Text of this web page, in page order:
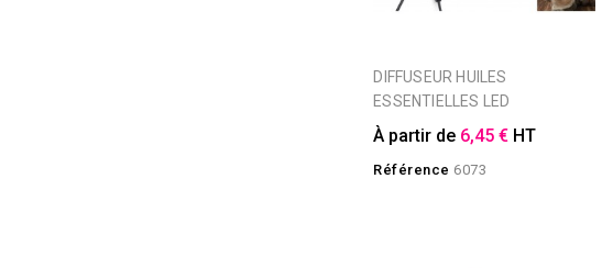
DIFFUSEUR HUILES
ESSENTIELLES LED
À partir de 6,45 € HT
Référence 6073